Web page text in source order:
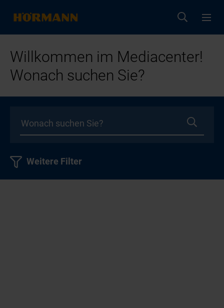
Willkommen im Mediacenter!
Wonach suchen Sie?
Weitere Filter